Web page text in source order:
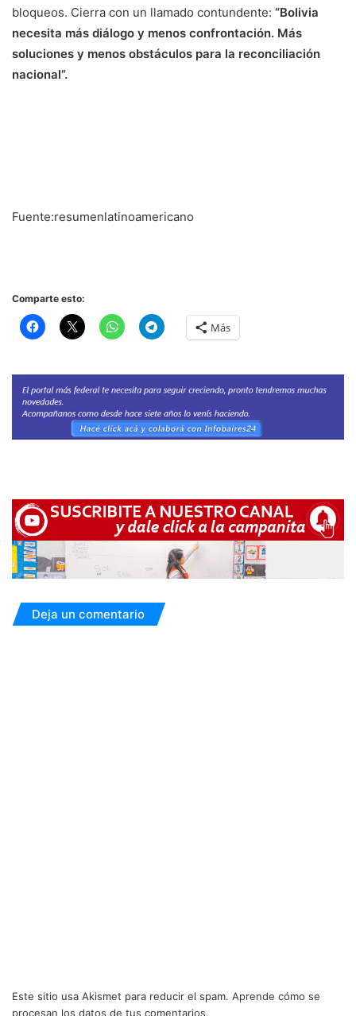
bloqueos. Cierra con un llamado contundente: “Bolivia
necesita más diálogo y menos confrontación. Más
soluciones y menos obstáculos para la reconciliación
nacional”.
Fuente:resumenlatinoamericano
Comparte esto:
Más
Deja un comentario
Este sitio usa Akismet para reducir el spam. Aprende cómo se
procesan los datos de tus comentarios.